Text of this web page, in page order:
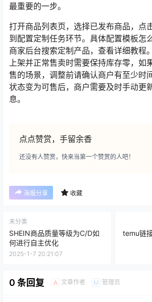
最重要的一步。
打开商品列表页，选择已发布商品，点
到配置定制任务环节。具体配置模板怎
商家后台搜索定制产品，查看详细教程
上架并正常售卖时需要保持库存零，如
售的场景，调整前请确认商户有至少时
状态变为可售后，商户需要及时手动更
息。
点点赞赏，手留余香
还没有人赞赏，快来当第一个赞赏的人吧！
海报分享 收藏
未分类
SHEIN商品质量等级为C/D如
何进行自主优化
2025-1-7 20:21:07
temu链
0 条回复 A 文章作者 M 管理员